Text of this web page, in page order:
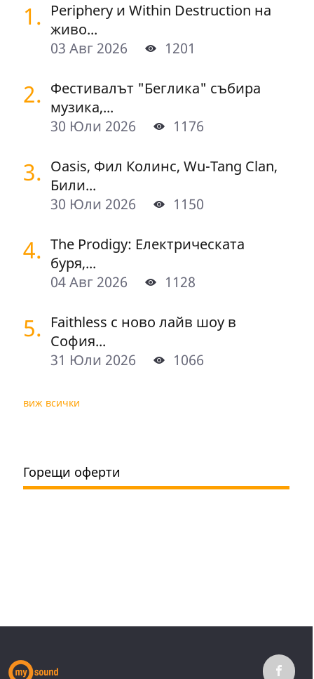
1. Periphery и Within Destruction на
живо...
03 Авг 2026
1201
2. Фестивалът "Беглика" събира
музика,...
30 Юли 2026
1176
3. Oasis, Фил Колинс, Wu-Tang Clan,
Били...
30 Юли 2026
1150
4. The Prodigy: Електрическата
буря,...
04 Авг 2026
1128
5. Faithless с ново лайв шоу в
София...
31 Юли 2026
1066
виж всички
Горещи оферти